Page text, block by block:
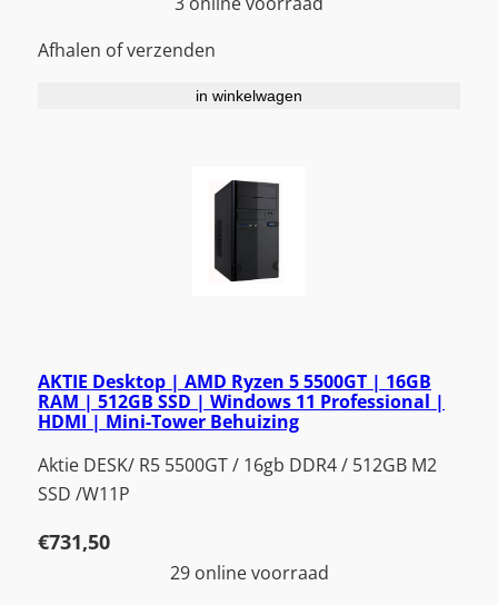
Afhalen of verzenden
in winkelwagen
AKTIE Desktop | AMD Ryzen 5 5500GT | 16GB
RAM | 512GB SSD | Windows 11 Professional |
HDMI | Mini-Tower Behuizing
Aktie DESK/ R5 5500GT / 16gb DDR4 / 512GB M2
SSD /W11P
€731,50
29 online voorraad